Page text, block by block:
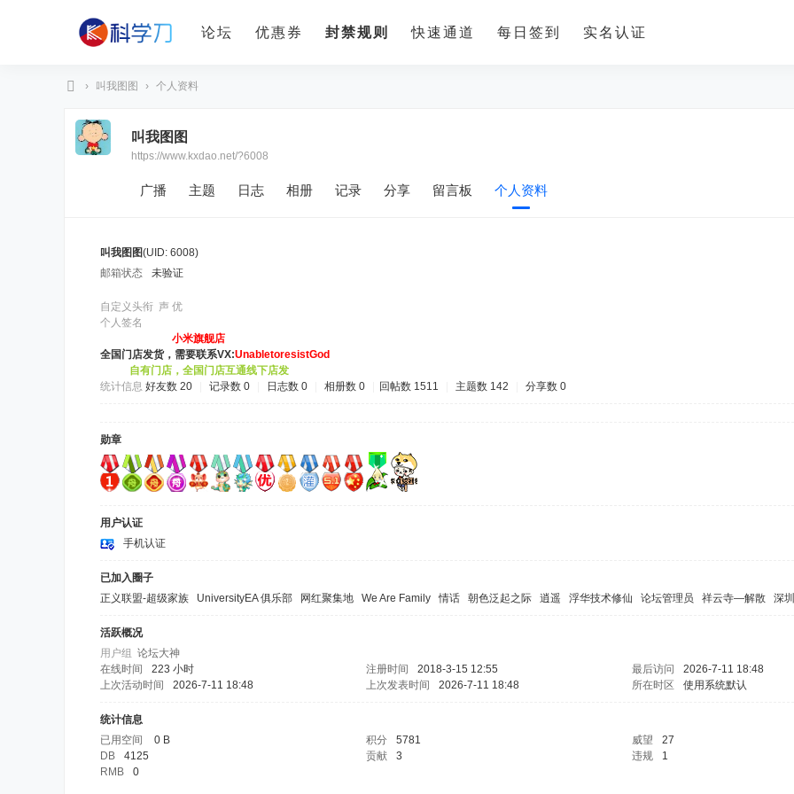
论坛 优惠券 封禁规则 快速通道 每日签到 实名认证
学
› 叫我图图 › 个人资料
叫我图图
https://www.kxdao.net/?6008
广播 主题 日志 相册 记录 分享 留言板 个人资料
叫我图图(UID: 6008)
邮箱状态
未验证
自定义头衔 声 优
个人签名
小米旗舰店
全国门店发货，需要联系VX:UnabletoresistGod
自有门店，全国门店互通线下店发
统计信息 好友数 20 记录数 0 日志数 0 相册数 0 回帖数 1511 主题数 142 分享数 0
勋章
用户认证
手机认证
已加入圈子
正义联盟-超级家族
UniversityEA 俱乐部 网红聚集地 We Are Family 情话 朝色泛起之际 逍遥 浮华技术修仙 论坛管理员 祥云寺—解散 深
活跃概况
用户组 论坛大神
在线时间
223 小时 注册时间 2018-3-15 12:55 最后访问
2026-7-11 18:48
上次活动时间
2026-7-11 18:48 上次发表时间 2026-7-11 18:48 所在时区 使用系统默认
统计信息
已用空间
0 B 积分 5781 威望
27
DB
4125 贡献 3 违规
1
RMB
0